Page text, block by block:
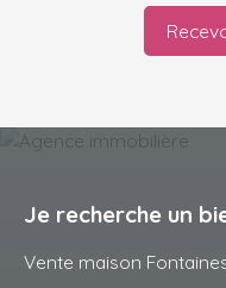
Je recherche un
Vente maison